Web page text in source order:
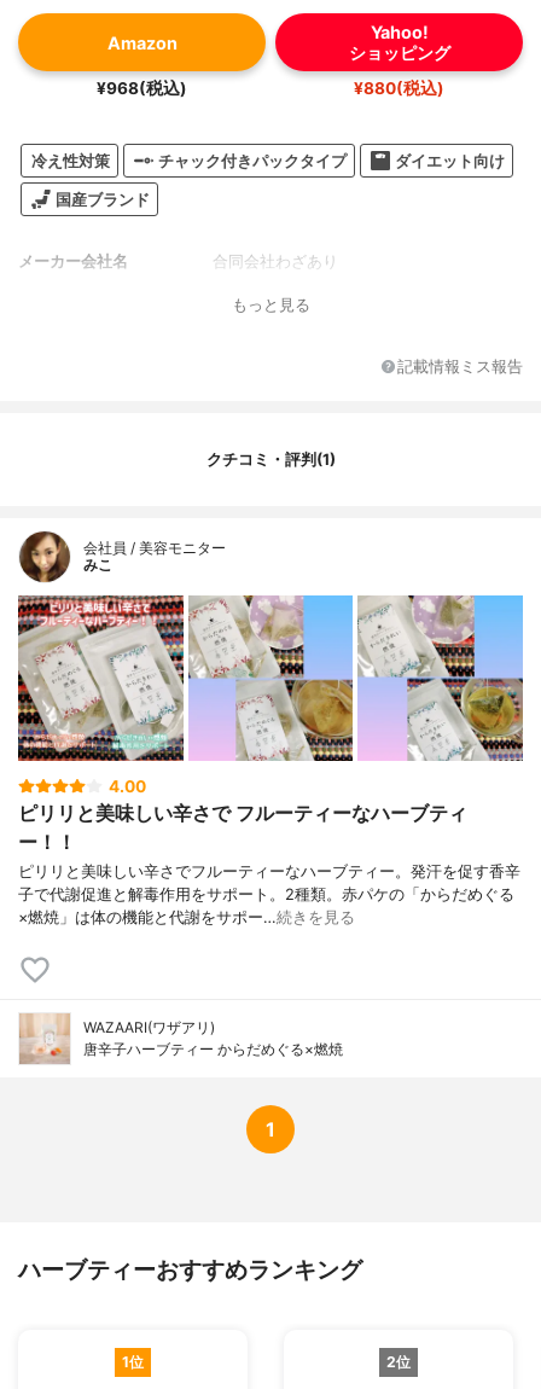
Amazon
¥968(税込)
Yahoo!
ショッピング
¥880(税込)
冷え性対策 チャック付きパックタイプ ダイエット向け
国産ブランド
メーカー会社名 合同会社わざあり
もっと見る
記載情報ミス報告
クチコミ・評判(1)
会社員 / 美容モニター
みこ
4.00
ピリリと美味しい辛さで フルーティーなハーブティ
ー！！
ピリリと美味しい辛さでフルーティーなハーブティー。発汗を促す香辛
子で代謝促進と解毒作用をサポート。2種類。赤パケの「からだめぐる
×燃焼」は体の機能と代謝をサポー…続きを見る
WAZAARI(ワザアリ)
唐辛子ハーブティー からだめぐる×燃焼
1
ハーブティーおすすめランキング
1位 2位